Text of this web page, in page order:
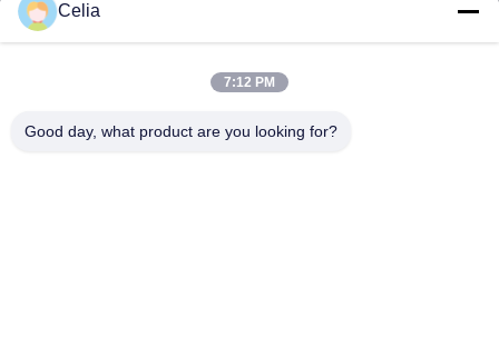
Shenzhen Zhong Jian South Environment
86--13392805835
Celia
7:12 PM
Good day, what product are you looking for?